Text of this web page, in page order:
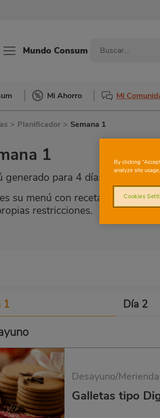
Mundo Consum
Mi Ahorro Mi
> Planificador > Semana 1
1
generado para 4 días y 4 comidas
su menú con recetas para
restricciones.
1 Día 2
Desayuno/Merienda
Galletas tipo
By clicking
analyze site
Cookies